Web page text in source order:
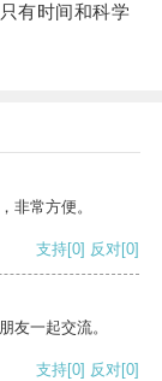
有时间和科学
非常方便。
支持[0] 反对[0]
友一起交流。
支持[0] 反对[0]